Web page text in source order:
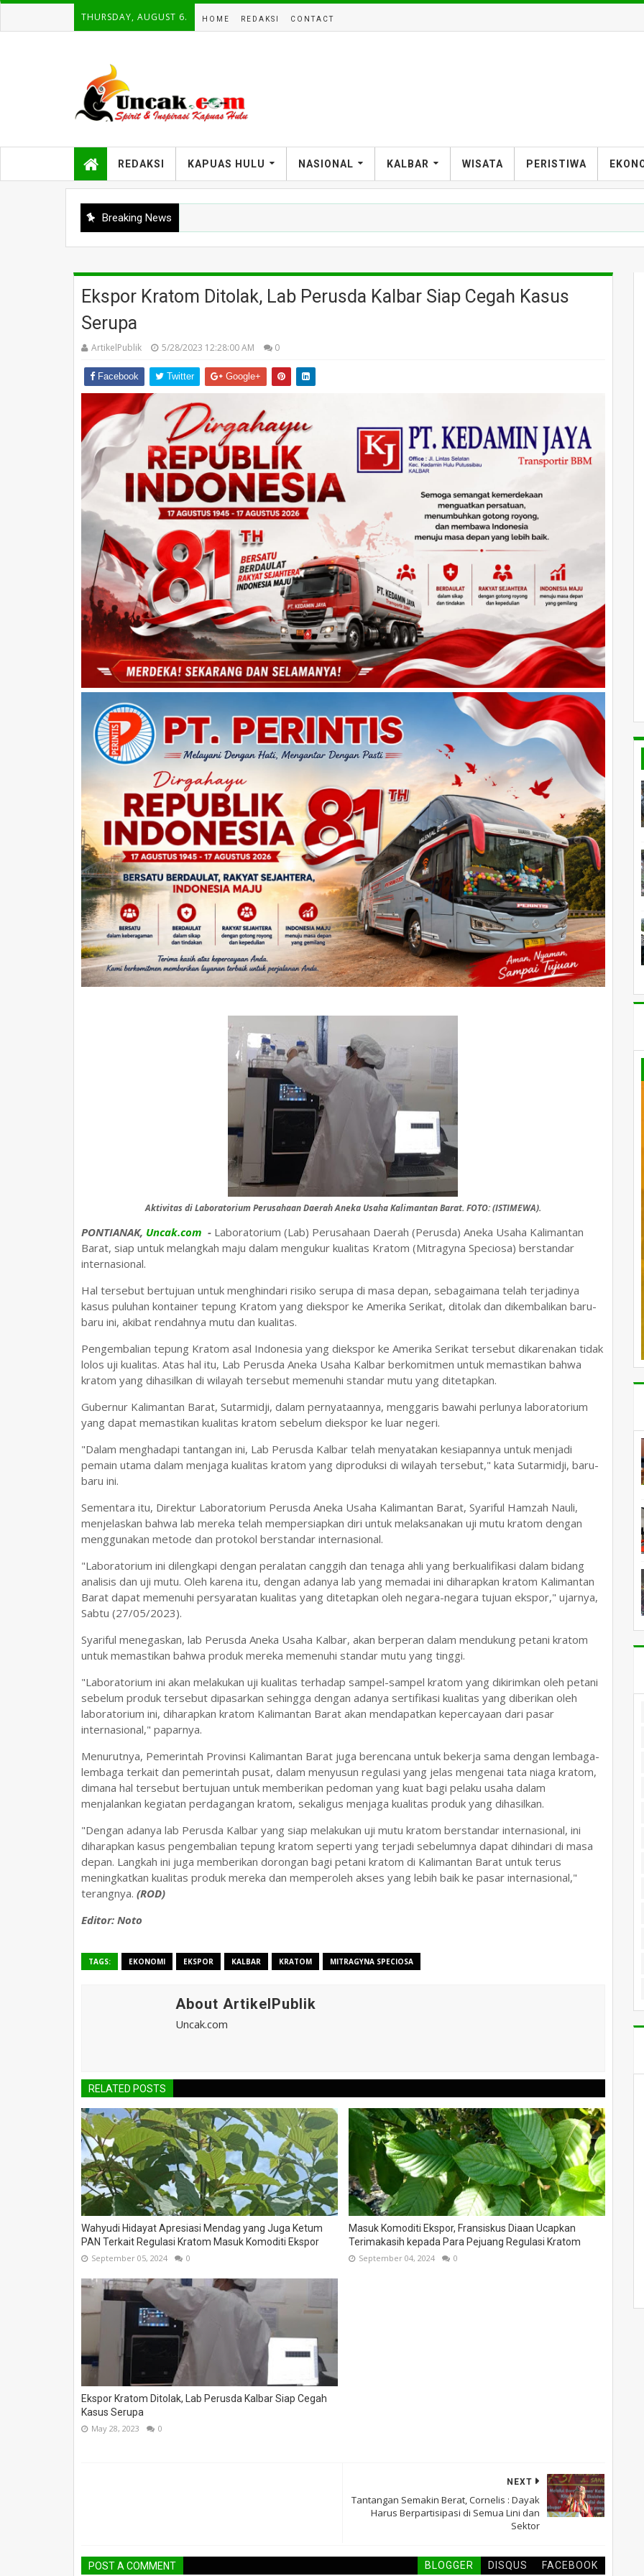
THURSDAY, AUGUST 6. HOME REDAKSI CONTACT
REDAKSI KAPUAS HULU NASIONAL KALBAR WISATA PERISTIWA
Breaking News
Ekspor Kratom Ditolak, Lab Perusda Kalbar Siap Cegah Kasus
Serupa
ArtikelPublik 5/28/2023 12:28:00 AM 0
Facebook Twitter Google+
Aktivitas di Laboratorium Perusahaan Daerah Aneka Usaha Kalimantan Barat. FOTO: (ISTIMEWA).
PONTIANAK, Uncak.com - Laboratorium (Lab) Perusahaan Daerah (Perusda) Aneka Usaha Kalimantan
Barat, siap untuk melangkah maju dalam mengukur kualitas Kratom (Mitragyna Speciosa) berstandar
internasional.
Hal tersebut bertujuan untuk menghindari risiko serupa di masa depan, sebagaimana telah terjadinya
kasus puluhan kontainer tepung Kratom yang diekspor ke Amerika Serikat, ditolak dan dikembalikan baru-
baru ini, akibat rendahnya mutu dan kualitas.
Pengembalian tepung Kratom asal Indonesia yang diekspor ke Amerika Serikat tersebut dikarenakan tidak
lolos uji kualitas. Atas hal itu, Lab Perusda Aneka Usaha Kalbar berkomitmen untuk memastikan bahwa
kratom yang dihasilkan di wilayah tersebut memenuhi standar mutu yang ditetapkan.
Gubernur Kalimantan Barat, Sutarmidji, dalam pernyataannya, menggaris bawahi perlunya laboratorium
yang dapat memastikan kualitas kratom sebelum diekspor ke luar negeri.
"Dalam menghadapi tantangan ini, Lab Perusda Kalbar telah menyatakan kesiapannya untuk menjadi
pemain utama dalam menjaga kualitas kratom yang diproduksi di wilayah tersebut," kata Sutarmidji, baru-
baru ini.
Sementara itu, Direktur Laboratorium Perusda Aneka Usaha Kalimantan Barat, Syariful Hamzah Nauli,
menjelaskan bahwa lab mereka telah mempersiapkan diri untuk melaksanakan uji mutu kratom dengan
menggunakan metode dan protokol berstandar internasional.
"Laboratorium ini dilengkapi dengan peralatan canggih dan tenaga ahli yang berkualifikasi dalam bidang
analisis dan uji mutu. Oleh karena itu, dengan adanya lab yang memadai ini diharapkan kratom Kalimantan
Barat dapat memenuhi persyaratan kualitas yang ditetapkan oleh negara-negara tujuan ekspor," ujarnya,
Sabtu (27/05/2023).
Syariful menegaskan, lab Perusda Aneka Usaha Kalbar, akan berperan dalam mendukung petani kratom
untuk memastikan bahwa produk mereka memenuhi standar mutu yang tinggi.
"Laboratorium ini akan melakukan uji kualitas terhadap sampel-sampel kratom yang dikirimkan oleh petani
sebelum produk tersebut dipasarkan sehingga dengan adanya sertifikasi kualitas yang diberikan oleh
laboratorium ini, diharapkan kratom Kalimantan Barat akan mendapatkan kepercayaan dari pasar
internasional," paparnya.
Menurutnya, Pemerintah Provinsi Kalimantan Barat juga berencana untuk bekerja sama dengan lembaga-
lembaga terkait dan pemerintah pusat, dalam menyusun regulasi yang jelas mengenai tata niaga kratom,
dimana hal tersebut bertujuan untuk memberikan pedoman yang kuat bagi pelaku usaha dalam
menjalankan kegiatan perdagangan kratom, sekaligus menjaga kualitas produk yang dihasilkan.
"Dengan adanya lab Perusda Kalbar yang siap melakukan uji mutu kratom berstandar internasional, ini
diharapkan kasus pengembalian tepung kratom seperti yang terjadi sebelumnya dapat dihindari di masa
depan. Langkah ini juga memberikan dorongan bagi petani kratom di Kalimantan Barat untuk terus
meningkatkan kualitas produk mereka dan memperoleh akses yang lebih baik ke pasar internasional,"
terangnya. (ROD)
Editor: Noto
TAGS: EKONOMI EKSPOR KALBAR KRATOM MITRAGYNA SPECIOSA
About ArtikelPublik
Uncak.com
RELATED POSTS
Wahyudi Hidayat Apresiasi Mendag yang Juga Ketum
PAN Terkait Regulasi Kratom Masuk Komoditi Ekspor
September 05, 2024 0
Masuk Komoditi Ekspor, Fransiskus Diaan Ucapkan
Terimakasih kepada Para Pejuang Regulasi Kratom
September 04, 2024 0
Ekspor Kratom Ditolak, Lab Perusda Kalbar Siap Cegah
Kasus Serupa
May 28, 2023 0
NEXT
Tantangan Semakin Berat, Cornelis : Dayak
Harus Berpartisipasi di Semua Lini dan
Sektor
POST A COMMENT BLOGGER DISQUS FACEBOOK